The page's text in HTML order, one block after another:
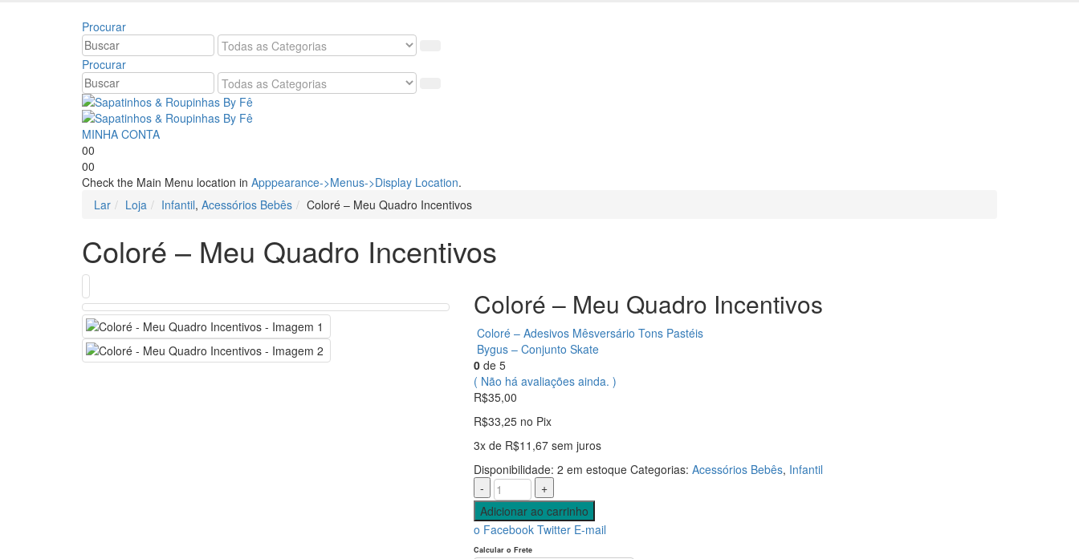
Procurar
Procurar
MINHA CONTA
00
00
Check the Main Menu location in Apppearance->Menus->Display Location.
Lar
Loja Infantil, Acessórios Bebês Coloré – Meu Quadro Incentivos
Coloré – Meu Quadro Incentivos
Coloré – Meu Quadro Incentivos
Coloré – Adesivos Mêsversário Tons Pastéis
Bygus – Conjunto Skate
0de 5
( Não há avaliações ainda. )
R$35,00
R$33,25 no Pix
3x de R$11,67 sem juros
Disponibilidade: 2 em estoque Categorias: Acessórios Bebês, Infantil
-
+
Adicionar ao carrinho
o Facebook Twitter E-mail
Calcular o Frete